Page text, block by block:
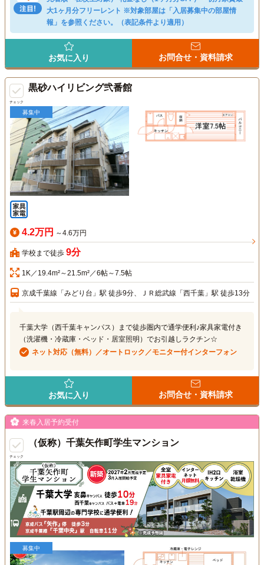
大1ヶ月分フリーレント ※対象部屋は「入居募集中の部屋情
報」を参照ください。（表記条件より適用）
お気に入り お問合せ・資料請求
チェック
黒砂ハイリビング弐番館
募集中
4.2万円 ～4.6万円
学校まで徒歩 9分
1K／19.4m²～21.5m²／6帖～7.5帖
京成千葉線「みどり台」駅 徒歩9分、ＪＲ総武線「西千葉」駅 徒歩13分
千葉大学（西千葉キャンパス）まで徒歩圏内で通学便利♪家具家電付き
（洗濯機・冷蔵庫・ベッド・居室照明）でお引越しラクチン☆
ネット対応（無料）／オートロック／モニター付インターフォン
お気に入り お問合せ・資料請求
チェック
来春入居予約受付
（仮称）千葉矢作町学生マンション
募集中